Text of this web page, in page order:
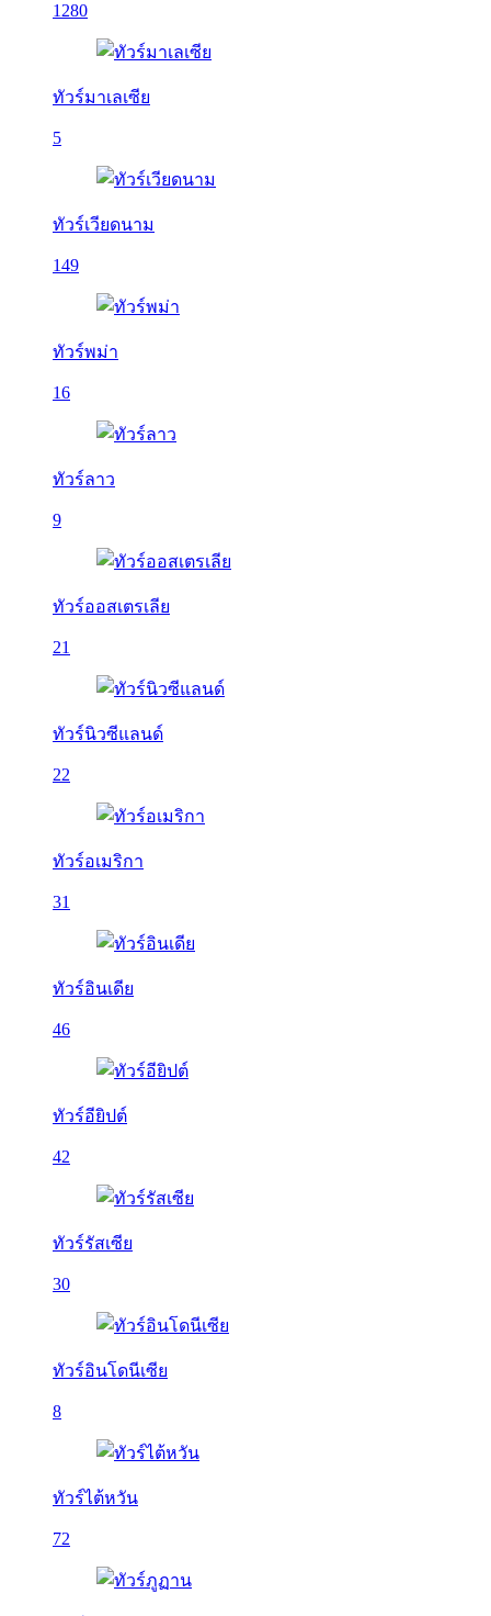
1280
ทัวร์มาเลเซีย
5
ทัวร์เวียดนาม
149
ทัวร์พม่า
16
ทัวร์ลาว
9
ทัวร์ออสเตรเลีย
21
ทัวร์นิวซีแลนด์
22
ทัวร์อเมริกา
31
ทัวร์อินเดีย
46
ทัวร์อียิปต์
42
ทัวร์รัสเซีย
30
ทัวร์อินโดนีเซีย
8
ทัวร์ไต้หวัน
72